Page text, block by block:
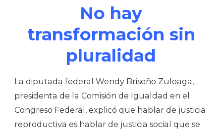
No hay
transformación sin
pluralidad
La diputada federal Wendy Briseño Zuloaga,
presidenta de la Comisión de Igualdad en el
Congreso Federal, explicó que hablar de justicia
reproductiva es hablar de justicia social que se